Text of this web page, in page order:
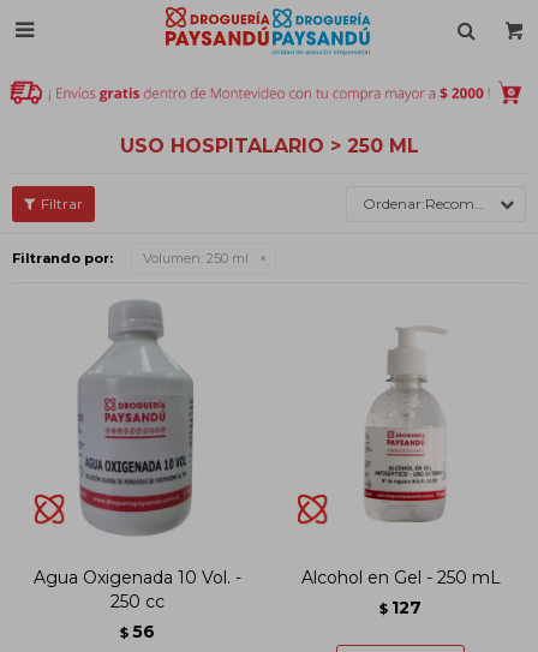

USO HOSPITALARIO > 250 ML
Recomendados
Filtrando por: Volumen: 250 ml
Agua Oxigenada 10 Vol. -
250 cc
$ 56
Alcohol en Gel - 250 mL
$ 127